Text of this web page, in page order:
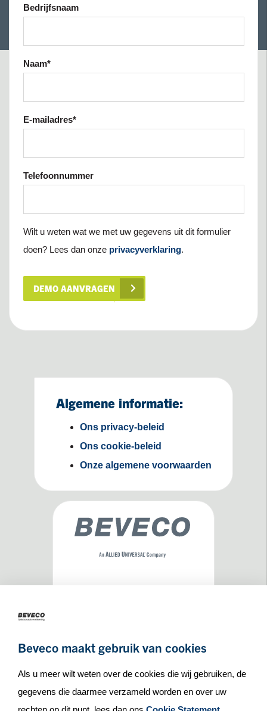
Beveco maakt gebruik van cookies
Als u meer wilt weten over de cookies die wij gebruiken, de
gegevens die daarmee verzameld worden en over uw
Bedrijfsnaam
Naam*
E-mailadres*
Telefoonnummer
Wilt u weten wat we met uw gegevens uit dit formulier
doen? Lees dan onze privacyverklaring.
DEMO AANVRAGEN
+31(0)186 65 90 30
info@beveco.nl
Algemene informatie:
Ons privacy-beleid
Ons cookie-beleid
Onze algemene voorwaarden